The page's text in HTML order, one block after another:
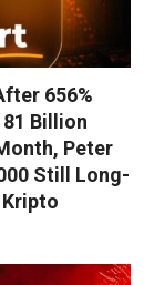
656%
Billion
Peter
Still Long-